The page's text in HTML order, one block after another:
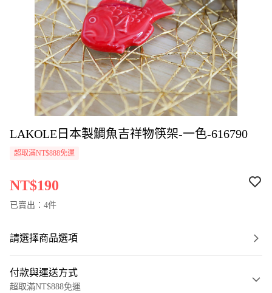
LAKOLE日本製鯛魚吉祥物筷架-一色-616790
超取滿NT$888免運
NT$190
已賣出：4件
請選擇商品選項
付款與運送方式
超取滿NT$888免運